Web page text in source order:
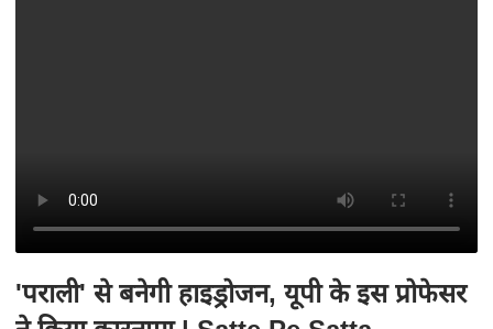
'पराली' से बनेगी हाइड्रोजन, यूपी के इस प्रोफेसर